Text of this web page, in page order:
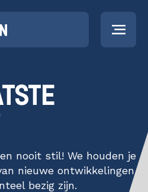
Kunstmatige
Intelligentie
nooit stil! We houden je
nieuwe ontwikkelingen
bezig zijn.